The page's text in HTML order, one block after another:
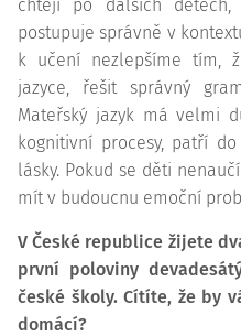
chtějí po dalších
postupuje správně v
k učení nezlepšíme tím,
jazyce, řešit správný
Mateřský jazyk má velmi
kognitivní procesy, patří
lásky. Pokud se děti
mít v budoucnu emoční
V České republice žijete
první poloviny
české školy. Cítíte, že by
domácí?